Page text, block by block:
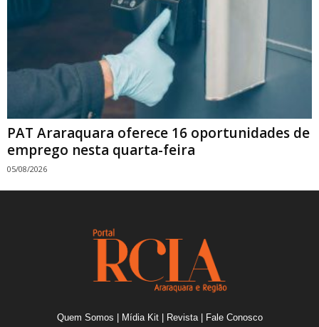
PAT Araraquara oferece 16 oportunidades de
emprego nesta quarta-feira
05/08/2026
Quem Somos Mídia Kit| Revista| Fale Conosco